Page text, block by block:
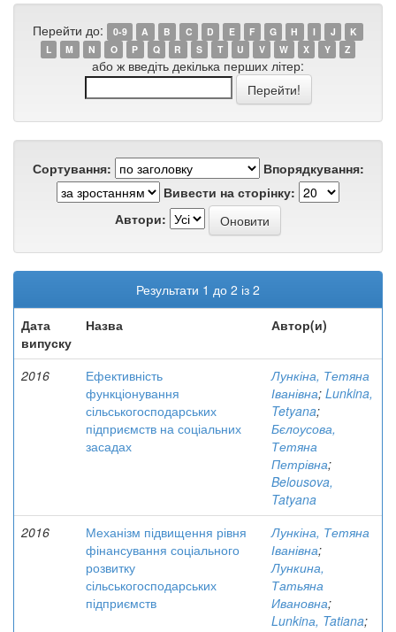
Перейти до: 0-9 A B C D E F G H I J
K
L
M N O P Q R S T U V W X Y Z
або ж введіть декілька перших літер:
Сортування:
Впорядкування:
Вивести на сторінку:
Автори:
Результати 1 до 2 із 2
Дата
випуску
Назва Автор(и)
2016
Ефективність
функціонування
сільськогосподарських
підприємств на соціальних
засадах
Лункіна, Тетяна
Іванівна; Lunkina,
Tetyana;
Бєлоусова,
Тетяна
Петрівна;
Belousova,
Tatyana
2016
Механізм підвищення рівня
фінансування соціального
розвитку
сільськогосподарських
підприємств
Лункіна, Тетяна
Іванівна;
Лункина,
Татьяна
Ивановна;
Lunkinа, Tatiana;